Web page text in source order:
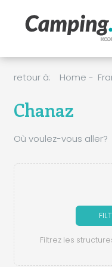
retour à: Home -
Chanaz
Où voulez-vous aller?
Filtrez les